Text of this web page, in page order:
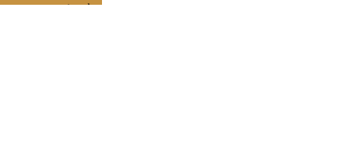
L'art de vivre JAMINI raconté avec poésie et élégance